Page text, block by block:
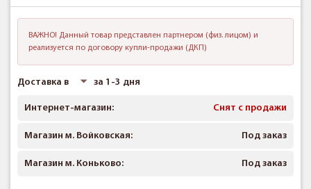
ВАЖНО! Данный товар представлен партнером (физ. лицом) и
реализуется по договору купли-продажи (ДКП)
Доставка в за 1-3 дня
Интернет-магазин: Снят с продажи
Магазин м. Войковская: Под заказ
Магазин м. Коньково: Под заказ